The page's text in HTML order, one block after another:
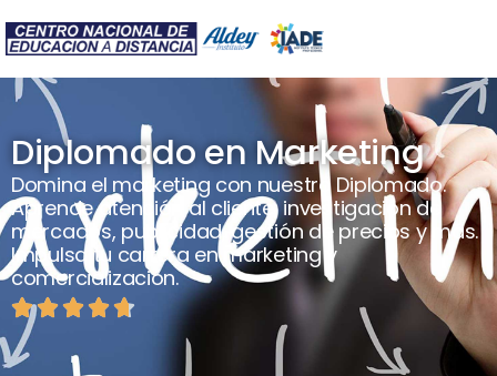
Diplomado en Marketing
Domina el marketing con nuestro Diplomado.
Aprende atención al cliente, investigación de
mercados, publicidad, gestión de precios y más.
Impulsa tu carrera en marketing y
comercialización.
